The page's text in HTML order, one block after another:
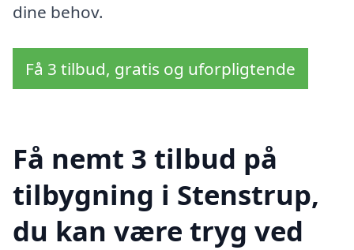
dine behov.
Få 3 tilbud, gratis og uforpligtende
Få nemt 3 tilbud på
tilbygning i Stenstrup,
du kan være tryg ved